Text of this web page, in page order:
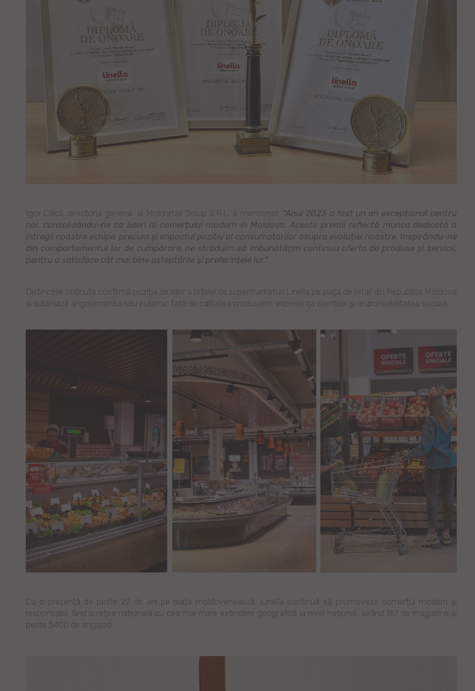
Igor Călcîi, directorul general al Moldretail Group S.R.L, a menționat: "Anul 2023 a fost un an excepțional pentru
noi, consolidându-ne ca lideri ai comerțului modern în Moldova. Aceste premii reflectă munca dedicată a
întregii noastre echipe, precum și impactul pozitiv al consumatorilor asupra evoluției noastre. Inspirându-ne
din comportamentul lor de cumpărare, ne străduim să îmbunătățim continuu oferta de produse și servicii,
pentru a satisface cât mai bine așteptările și preferințele lor."
Distincțiile obținute confirmă poziția de lider a rețelei de supermarketuri Linella pe piața de retail din Republica Moldova
și subliniază angajamentul său puternic față de calitatea produselor, experiența clienților și responsabilitatea socială.
Cu o prezență de peste 22 de ani pe piața moldovenească, Linella continuă să promoveze comerțul modern și
responsabil, fiind o rețea națională cu cea mai mare extindere geografică la nivel național, având 167 de magazine și
peste 5400 de angajați.